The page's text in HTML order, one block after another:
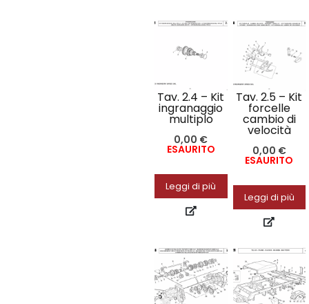
Tav. 2.4 – Kit
ingranaggio
multiplo
0,00 €
ESAURITO
Leggi di più
Tav. 2.5 – Kit
forcelle
cambio di
velocità
0,00 €
ESAURITO
Leggi di più